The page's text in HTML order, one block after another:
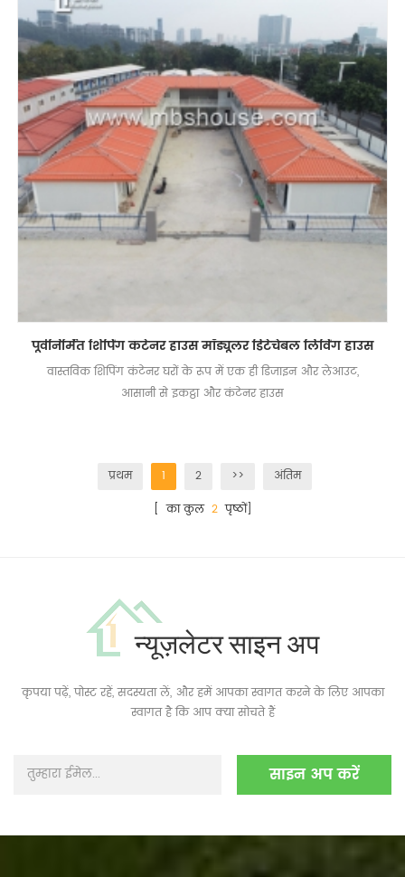
पूर्वनिर्मित शिपिंग कंटेनर हाउस मॉड्यूलर डिटेचेबल लिविंग हाउस
वास्तविक शिपिंग कंटेनर घरों के रूप में एक ही डिजाइन और लेआउट,
आसानी से इकट्ठा और कंटेनर हाउस
प्रथम 1 2 >>
अंतिम
[ का कुल 2पृष्ठों]
न्यूज़लेटर साइन अप
कृपया पढ़ें, पोस्ट रहें, सदस्यता लें, और हमें आपका स्वागत करने के लिए आपका
स्वागत है कि आप क्या सोचते हैं